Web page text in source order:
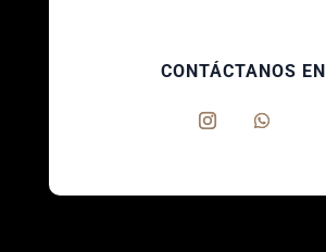
CONTÁCTANOS EN